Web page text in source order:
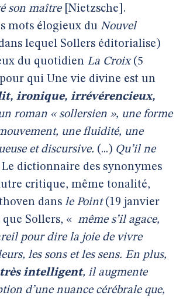
son maître[Nietzsche].
mots élogieux du Nouvel
lequel Sollers éditorialise)
du quotidien La Croix(5
qui Une vie divine est un
ironique, irrévérencieux,
roman « sollersien », une forme
une fluidité, une
et discursive. (...) Qu’il ne
dictionnaire des synonymes
critique, même tonalité,
dans le Point(19 janvier
que Sollers, « même s’il agace,
pour dire la joie de vivre
les sons et les sens. En plus,
intelligent, il augmente
d’une nuance cérébrale que,